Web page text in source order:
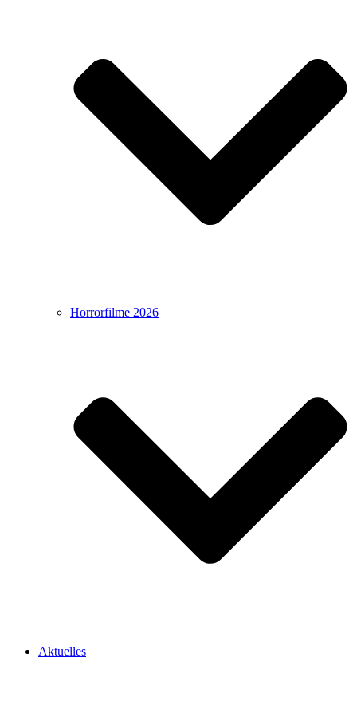
Horrorfilme 2026
Aktuelles